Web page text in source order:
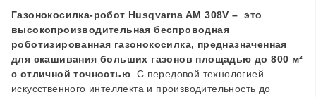
Газонокосилка-робот Husqvarna AM308V – это
высокопроизводительная беспроводная
роботизированная газонокосилка, предназначенная
для скашивания больших газонов площадью до 800 м²
с отличной точностью . C передовой технологией
искусственного интеллекта и производительность до